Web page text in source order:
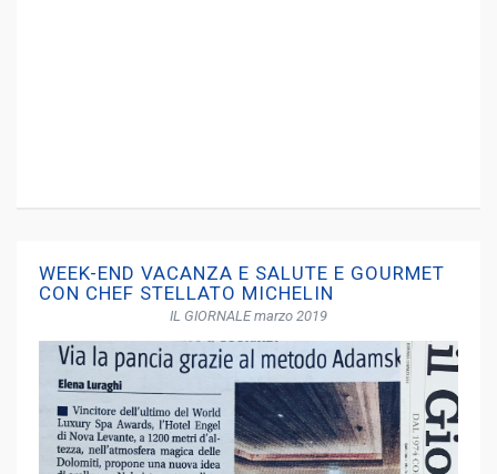
WEEK-END VACANZA E SALUTE E GOURMET
CON CHEF STELLATO MICHELIN
IL GIORNALE marzo 2019